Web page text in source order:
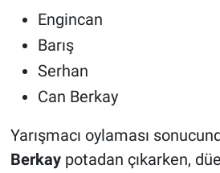
Engincan
Barış
Serhan
Can Berkay
Yarışmacı oylaması
Berkaypotadan çıkarken,